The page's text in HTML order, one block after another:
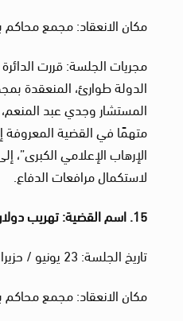
مكان الانعقاد: مجمع محاكم
مجريات الجلسة: قررت
الدولة طوارئ، المنعقدة
متهمًا في القضية المعروفة
لاستكمال مرافعات الدفاع.
15. اسم القضية: تهريب دولارات للإخوان بالخارج
تاريخ الجلسة: 23 يونيو / حزيران 2025
مكان الانعقاد: مجمع محاكم